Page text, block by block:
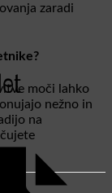
zaradi
moči lahko
nežno in
na